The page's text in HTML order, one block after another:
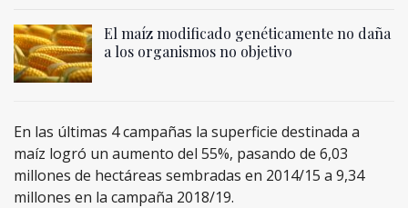
El maíz modificado genéticamente no daña
a los organismos no objetivo
En las últimas 4 campañas la superficie destinada a
maíz logró un aumento del 55%, pasando de 6,03
millones de hectáreas sembradas en 2014/15 a 9,34
millones en la campaña 2018/19.